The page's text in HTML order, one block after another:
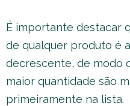
É importante destacar
de qualquer produto é
decrescente, de modo
maior quantidade são
primeiramente na lista.